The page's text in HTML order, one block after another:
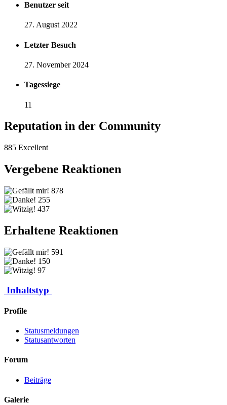
Benutzer seit
27. August 2022
Letzter Besuch
27. November 2024
Tagessiege
11
Reputation in der Community
885 Excellent
Vergebene Reaktionen
878
255
437
Erhaltene Reaktionen
591
150
97
Inhaltstyp
Profile
Statusmeldungen
Statusantworten
Forum
Beiträge
Galerie